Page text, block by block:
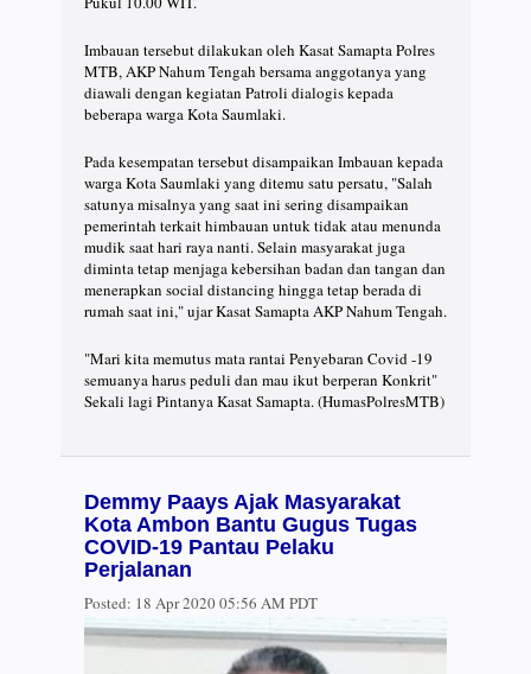
Imbauan tersebut dilakukan oleh Kasat Samapta Polres
MTB, AKP Nahum Tengah bersama anggotanya yang
diawali dengan kegiatan Patroli dialogis kepada
beberapa warga Kota Saumlaki.
Pada kesempatan tersebut disampaikan Imbauan kepada
warga Kota Saumlaki yang ditemu satu persatu, "Salah
satunya misalnya yang saat ini sering disampaikan
pemerintah terkait himbauan untuk tidak atau menunda
mudik saat hari raya nanti. Selain masyarakat juga
diminta tetap menjaga kebersihan badan dan tangan dan
menerapkan social distancing hingga tetap berada di
rumah saat ini," ujar Kasat Samapta AKP Nahum Tengah.
"Mari kita memutus mata rantai Penyebaran Covid -19
semuanya harus peduli dan mau ikut berperan Konkrit"
Sekali lagi Pintanya Kasat Samapta. (HumasPolresMTB)
Demmy Paays Ajak Masyarakat
Kota Ambon Bantu Gugus Tugas
COVID-19 Pantau Pelaku
Perjalanan
Posted: 18 Apr 2020 05:56 AM PDT